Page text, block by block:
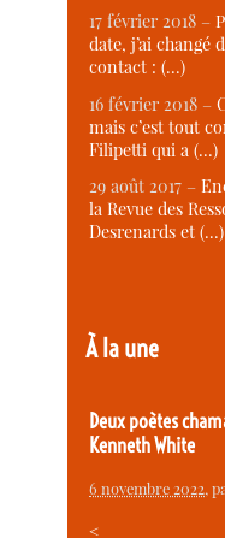
17 février 2018 –
date, j’ai changé
contact : (…)
16 février 2018 –
mais c’est tout
Filipetti qui a (…)
29 août 2017 –
la Revue des
Desrenards et (…)
À la une
Deux poètes
Kenneth White
6 novembre 2022,
<